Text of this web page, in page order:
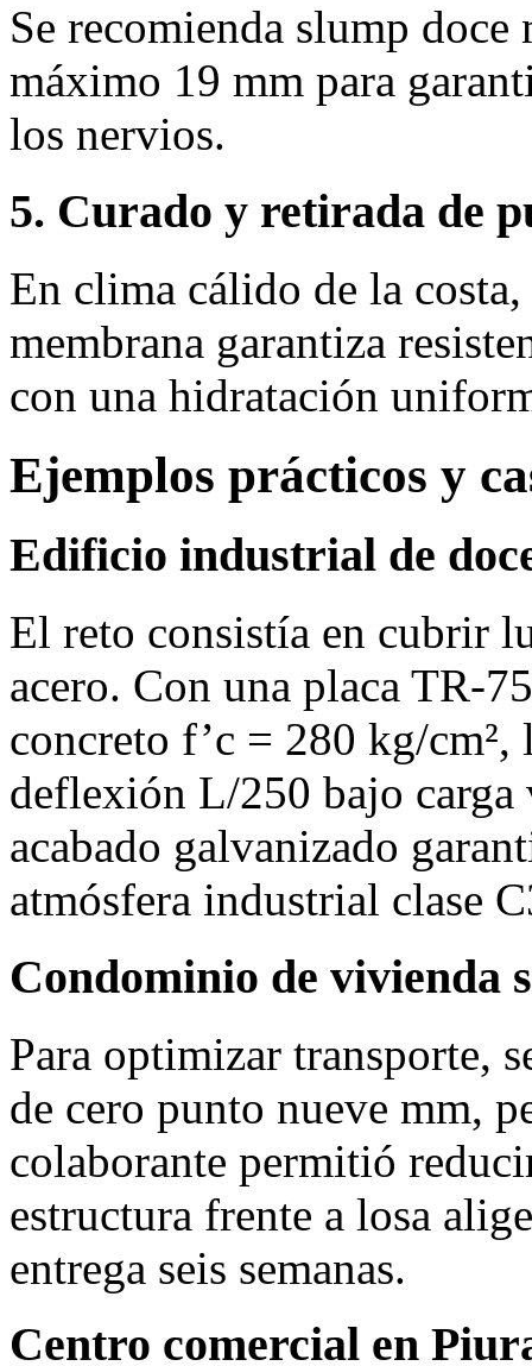
Se recomienda slump
máximo 19 mm para
los nervios.
5. Curado y retirada de
En clima cálido de la
membrana garantiza
con una hidratación
Ejemplos prácticos y
Edificio industrial de
El reto consistía en cubrir
acero. Con una placa
concreto f’c = 280 kg/
deflexión L/250 bajo
acabado galvanizado
atmósfera industrial clase
Condominio de vivienda
Para optimizar transporte,
de cero punto nueve mm,
colaborante permitió
estructura frente a losa
entrega seis semanas.
Centro comercial en